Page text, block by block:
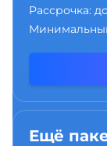
Рассрочка:
Ещё